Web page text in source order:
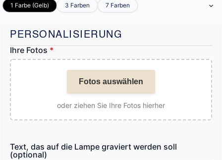
1 Farbe (Gelb) 3 Farben 7 Farben
PERSONALISIERUNG
Ihre Fotos *
Fotos auswählen
oder ziehen Sie Ihre Fotos hierher
Text, das auf die Lampe graviert werden soll
(optional)